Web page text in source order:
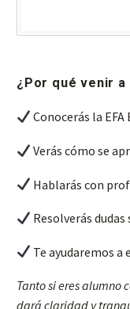
¿Por qué venir
Conocerás la
Verás cómo se
Hablarás con
Resolverás
Te ayudaremos
Tanto si eres alumno
dará claridad y